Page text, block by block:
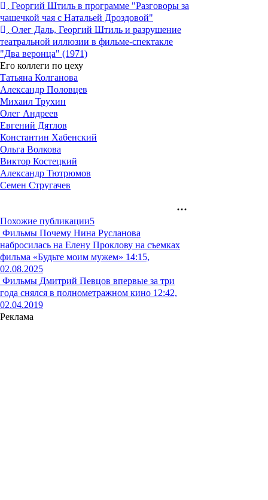
Георгий Штиль в программе "Разговоры за
чашечкой чая с Натальей Дроздовой"
Олег Даль, Георгий Штиль и разрушение
театральной иллюзии в фильме-спектакле
"Два веронца" (1971)
Его коллеги по цеху
Татьяна Колганова
Александр Половцев
Михаил Трухин
Олег Андреев
Евгений Дятлов
Константин Хабенский
Ольга Волкова
Виктор Костецкий
Александр Тютрюмов
Семен Стругачев
Похожие публикации5
Фильмы Почему Нина Русланова
набросилась на Елену Проклову на съемках
фильма «Будьте моим мужем» 14:15,
02.08.2025
Фильмы Дмитрий Певцов впервые за три
года снялся в полнометражном кино 12:42,
02.04.2019
Реклама